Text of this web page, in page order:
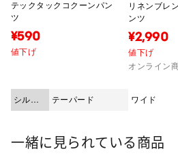
テックタックコクーンパン
ツ
¥590
値下げ
シルエ
ット
テーパード
リネンブレ
ンツ
¥2,990
値下げ
オンライン
ワイド
一緒に見られている商品